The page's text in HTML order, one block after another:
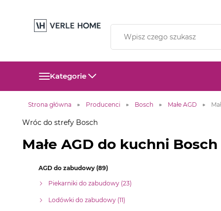
Kategorie
Strona główna Producenci Bosch Małe AGD
Wróc do strefy Bosch
Małe AGD do kuchni Bosch
AGD do zabudowy (89)
Piekarniki do zabudowy (23)
Lodówki do zabudowy (11)